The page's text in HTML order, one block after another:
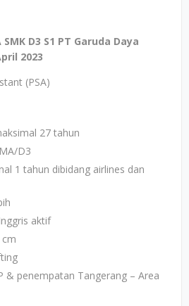
D3 S1 PT Garuda Daya
2023
(PSA)
27 tahun
D3
1 tahun dibidang airlines dan
aktif
& penempatan Tangerang – Area